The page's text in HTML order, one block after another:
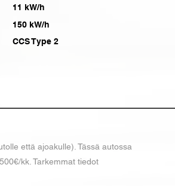
11 kW/h
150 kW/h
CCS Type 2
että ajoakulle). Tässä autossa
kk. Tarkemmat tiedot